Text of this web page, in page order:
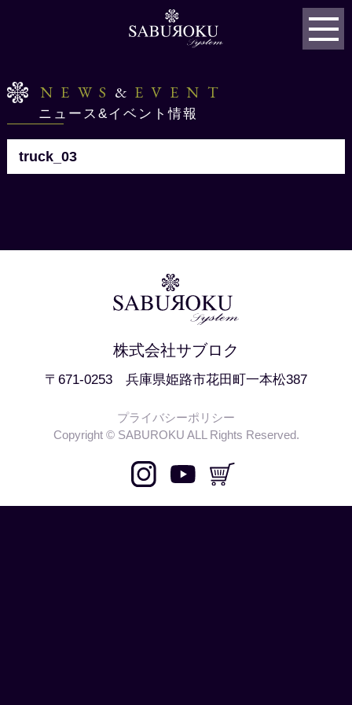
NEWS & EVENT
ニュース&イベント情報
truck_03
株式会社サブロク
〒671-0253 兵庫県姫路市花田町一本松387
プライバシーポリシー
Copyright © SABUROKU ALL Rights Reserved.